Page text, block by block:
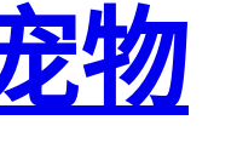
物